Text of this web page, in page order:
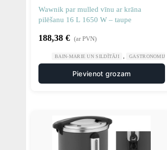
Wawnik par mulled vīnu ar krāna
pilēšanu 16 L 1650 W – taupe
188,38 € (ar PVN)
BAIN-MARIE UN SILDĪTĀJI GASTRONOMIJA
Pievienot grozam